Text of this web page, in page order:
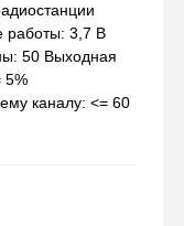
работы: 3,7 В
50 Выходная
5%
каналу: <= 60